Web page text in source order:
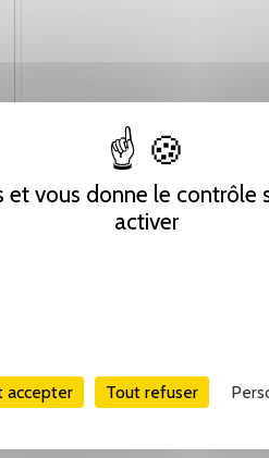
et vous donne le contrôle
activer
accepter Tout refuser